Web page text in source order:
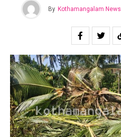
By Kothamangalam News